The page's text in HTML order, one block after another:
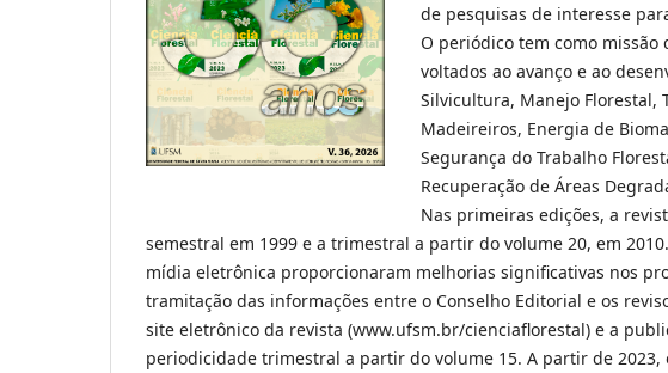
de pesquisas de interesse
O periódico tem como
voltados ao avanço e ao
Silvicultura, Manejo Florestal,
Madeireiros, Energia de
Segurança do Trabalho
Recuperação de Áreas
Nas primeiras edições, a
semestral em 1999 e a trimestral a partir do volume 20, em
mídia eletrônica proporcionaram melhorias significativas nos
tramitação das informações entre o Conselho Editorial e os
site eletrônico da revista (www.ufsm.br/cienciaflorestal) e a
periodicidade trimestral a partir do volume 15. A partir de